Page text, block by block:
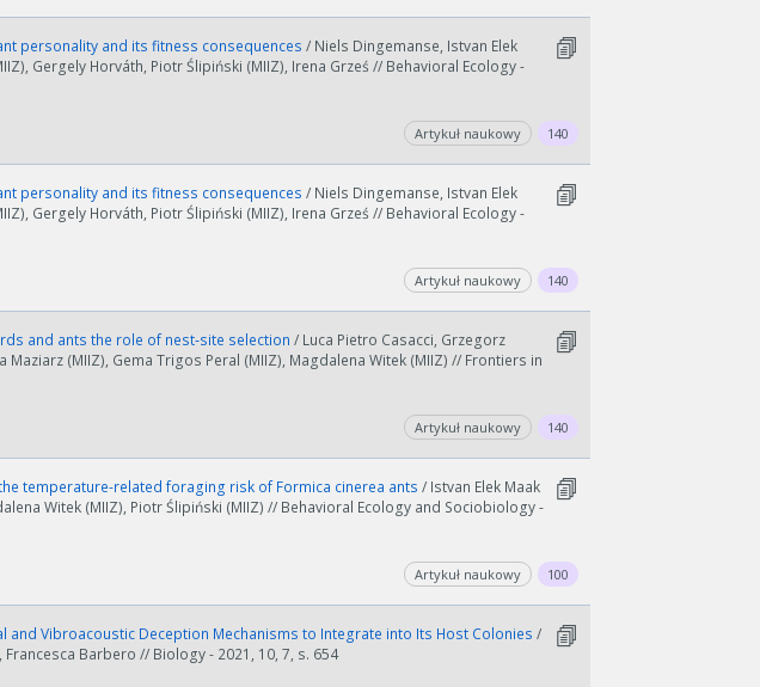
personality and its fitness consequences / Niels Dingemanse, Istvan Elek
Gergely Horváth, Piotr Ślipiński (MIIZ), Irena Grześ // Behavioral Ecology -
Artykuł naukowy 140
personality and its fitness consequences / Niels Dingemanse, Istvan Elek
Gergely Horváth, Piotr Ślipiński (MIIZ), Irena Grześ // Behavioral Ecology -
Artykuł naukowy 140
and ants the role of nest‑site selection / Luca Pietro Casacci, Grzegorz
Maziarz (MIIZ), Gema Trigos Peral (MIIZ), Magdalena Witek (MIIZ) // Frontiers in
Artykuł naukowy 140
temperature-related foraging risk of Formica cinerea ants / Istvan Elek Maak
Witek (MIIZ), Piotr Ślipiński (MIIZ) // Behavioral Ecology and Sociobiology -
Artykuł naukowy 100
and Vibroacoustic Deception Mechanisms to Integrate into Its Host Colonies /
Barbero // Biology - 2021, 10, 7, s. 654